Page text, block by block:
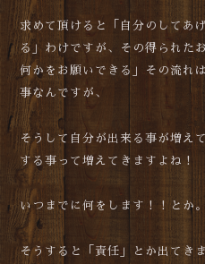
求めて頂けると「自分のしてあ
る」わけですが、その得られた
何かをお願いできる」その流れ
事なんですが、
そうして自分が出来る事が増え
する事って増えてきますよね！
いつまでに何をします！！とか。
そうすると「責任」とか出てき